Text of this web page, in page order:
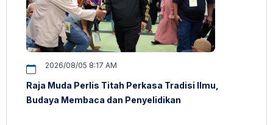
2026/08/05 8:17 AM
Raja Muda Perlis Titah Perkasa Tradisi Ilmu,
Budaya Membaca dan Penyelidikan